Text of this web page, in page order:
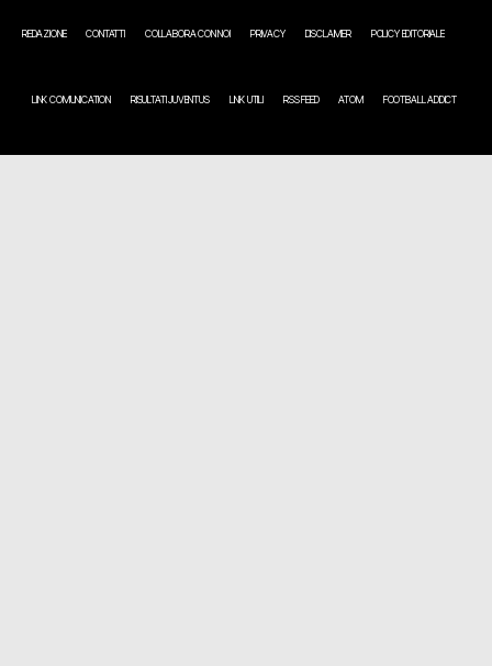
REDAZIONE CONTATTI COLLABORA CON NOI PRIVACY DISCLAIMER POLICY EDITORIALE
LINK COMUNICATION RISULTATI JUVENTUS LINK UTILI RSS FEED ATOM FOOTBALL ADDICT